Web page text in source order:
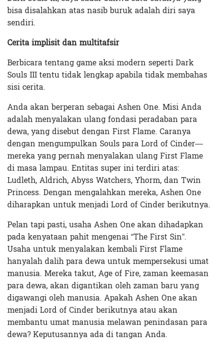
bisa disalahkan atas nasib buruk adalah diri saya
sendiri.
Cerita implisit dan multitafsir
Berbicara tentang game aksi modern seperti Dark
Souls III tentu tidak lengkap apabila tidak membahas
sisi cerita.
Anda akan berperan sebagai Ashen One. Misi Anda
adalah menyalakan ulang fondasi peradaban para
dewa, yang disebut dengan First Flame. Caranya
dengan mengumpulkan Souls para Lord of Cinder—
mereka yang pernah menyalakan ulang First Flame
di masa lampau. Entitas super ini terdiri atas:
Ludleth, Aldrich, Abyss Watchers, Yhorm, dan Twin
Princess. Dengan mengalahkan mereka, Ashen One
diharapkan untuk menjadi Lord of Cinder berikutnya.
Pelan tapi pasti, usaha Ashen One akan dihadapkan
pada kenyataan pahit mengenai “The First Sin”.
Usaha untuk menyalakan kembali First Flame
hanyalah dalih para dewa untuk mempersekusi umat
manusia. Mereka takut, Age of Fire, zaman keemasan
para dewa, akan digantikan oleh zaman baru yang
digawangi oleh manusia. Apakah Ashen One akan
menjadi Lord of Cinder berikutnya atau akan
membantu umat manusia melawan penindasan para
dewa? Keputusannya ada di tangan Anda.